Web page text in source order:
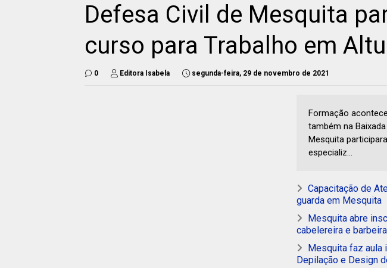
Defesa Civil de Mesquita
curso para Trabalho em
0 Editora Isabela segunda-feira, 29 de novembro de 2021
Formação
também na
Mesquita
especializ...
Capacitação de
guarda em Mesquita
Mesquita abre
cabelereira e barbeira
Mesquita faz aula
Depilação e Design